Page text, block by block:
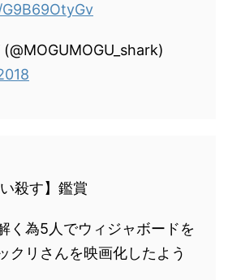
殺す】鑑賞
く為5人でウィジャボードを
クリさんを映画化したよう